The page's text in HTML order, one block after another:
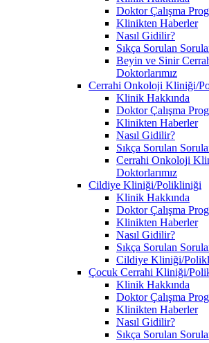
Doktor Çalışma
Klinikten Haberler
Nasıl Gidilir?
Sıkça Sorulan
Beyin ve Sinir
Doktorlarımız
Cerrahi Onkoloji Kliniği/
Klinik Hakkında
Doktor Çalışma
Klinikten Haberler
Nasıl Gidilir?
Sıkça Sorulan
Cerrahi Onkoloji
Doktorlarımız
Cildiye Kliniği/Polikliniği
Klinik Hakkında
Doktor Çalışma
Klinikten Haberler
Nasıl Gidilir?
Sıkça Sorulan
Cildiye Kliniği/
Çocuk Cerrahi Kliniği/
Klinik Hakkında
Doktor Çalışma
Klinikten Haberler
Nasıl Gidilir?
Sıkça Sorulan